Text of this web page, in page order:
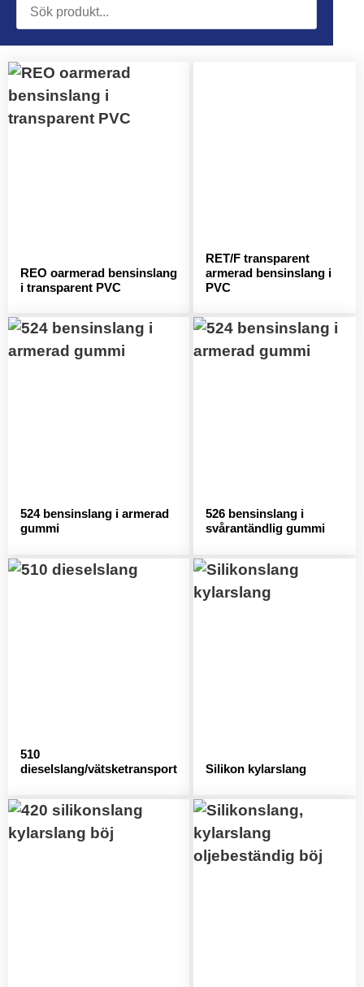
REO oarmerad bensinslang
i transparent PVC
RET/F transparent
armerad bensinslang i
PVC
524 bensinslang i armerad
gummi
526 bensinslang i
svårantändlig gummi
510
dieselslang/vätsketransport
Silikon kylarslang